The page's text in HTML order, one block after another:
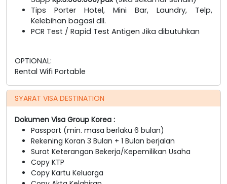
Tips Porter Hotel, Mini Bar, Laundry, Telp,
Kelebihan bagasi dll.
PCR Test / Rapid Test Antigen Jika dibutuhkan
OPTIONAL:
Rental Wifi Portable
SYARAT VISA DESTINATION
Dokumen Visa Group Korea :
Passport (min. masa berlaku 6 bulan)
Rekening Koran 3 Bulan + 1 Bulan berjalan
Surat Keterangan Bekerja/Kepemilikan Usaha
Copy KTP
Copy Kartu Keluarga